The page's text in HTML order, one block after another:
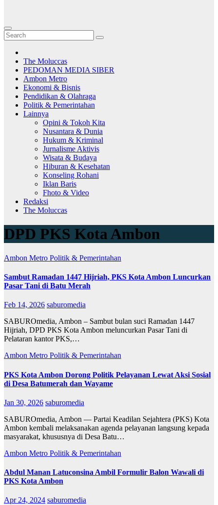
The Moluccas
PEDOMAN MEDIA SIBER
Ambon Metro
Ekonomi & Bisnis
Pendidikan & Olahraga
Politik & Pemerintahan
Lainnya
Opini & Tokoh Kita
Nusantara & Dunia
Hukum & Kriminal
Jurnalisme Aktivis
Wisata & Budaya
Hiburan & Kesehatan
Konseling Rohani
Iklan Baris
Fhoto & Video
Redaksi
The Moluccas
DPD PKS Kota Ambon
Ambon Metro Politik & Pemerintahan
Sambut Ramadan 1447 Hijriah, PKS Kota Ambon Luncurkan
Pasar Tani di Batu Merah
Feb 14, 2026 saburomedia
SABUROmedia, Ambon – Sambut bulan suci Ramadan 1447
Hijriah, DPD PKS Kota Ambon meluncurkan Pasar Tani di
Pelataran kantor PKS,…
Ambon Metro Politik & Pemerintahan
PKS Kota Ambon Dorong Politik Pelayanan Lewat Aksi Sosial
di Desa Batumerah dan Wayame
Jan 30, 2026 saburomedia
SABUROmedia, Ambon — Partai Keadilan Sejahtera (PKS) Kota
Ambon kembali melaksanakan agenda pelayanan langsung kepada
masyarakat, khususnya di Desa Batu…
Ambon Metro Politik & Pemerintahan
Abdul Manan Latuconsina Ambil Formulir Balon Wawali di
PKS Kota Ambon
Apr 24, 2024 saburomedia